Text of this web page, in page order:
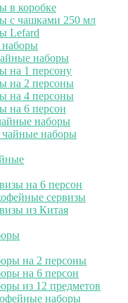
в коробке
с чашками 250 мл
Lefard
наборы
на 1 персону
на 2 персоны
на 4 персоны
на 6 персон
наборы
чайные наборы
на 6 персон
сервизы
из Китая
на 2 персоны
на 6 персон
из 12 предметов
наборы